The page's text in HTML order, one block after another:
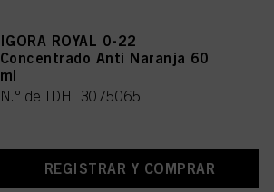
IGORA ROYAL 0-22
Concentrado Anti Naranja 60
ml
N.º de IDH 3075065
REGISTRAR Y COMPRAR